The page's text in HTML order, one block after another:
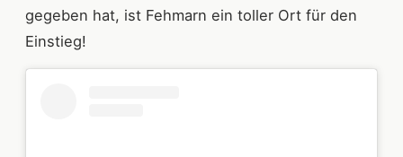
gegeben hat, ist Fehmarn ein toller Ort für den
Einstieg!